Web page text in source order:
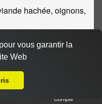
hachée, oignons,
Compte
vous garantir la
Web